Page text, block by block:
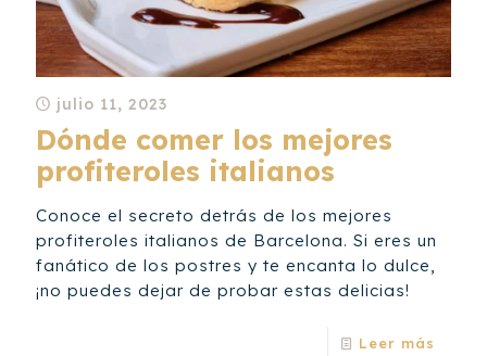
julio 11, 2023
Dónde comer los mejores
profiteroles italianos
Conoce el secreto detrás de los mejores
profiteroles italianos de Barcelona. Si eres un
fanático de los postres y te encanta lo dulce,
¡no puedes dejar de probar estas delicias!
Leer más